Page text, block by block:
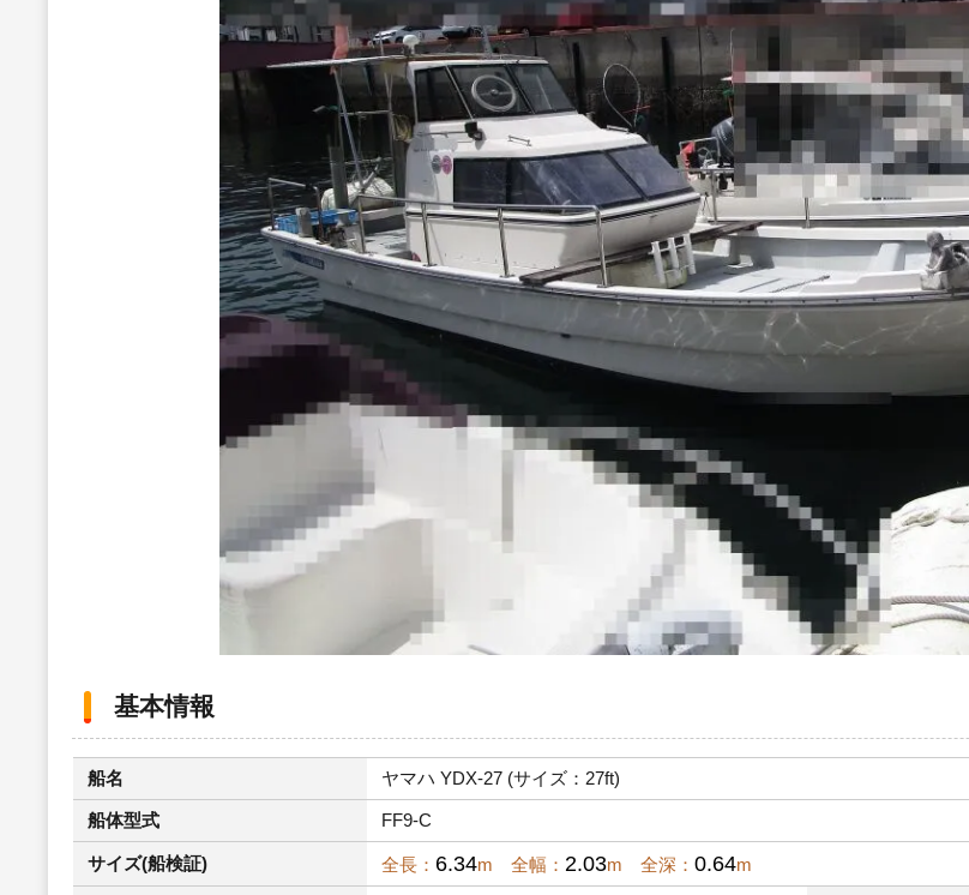
基本情報
船名 ヤマハ YDX-27 (サイズ：27ft)
船体型式 FF9-C
サイズ(船検証) 全長： 6.34m 全幅： 2.03m 全深： 0.64m